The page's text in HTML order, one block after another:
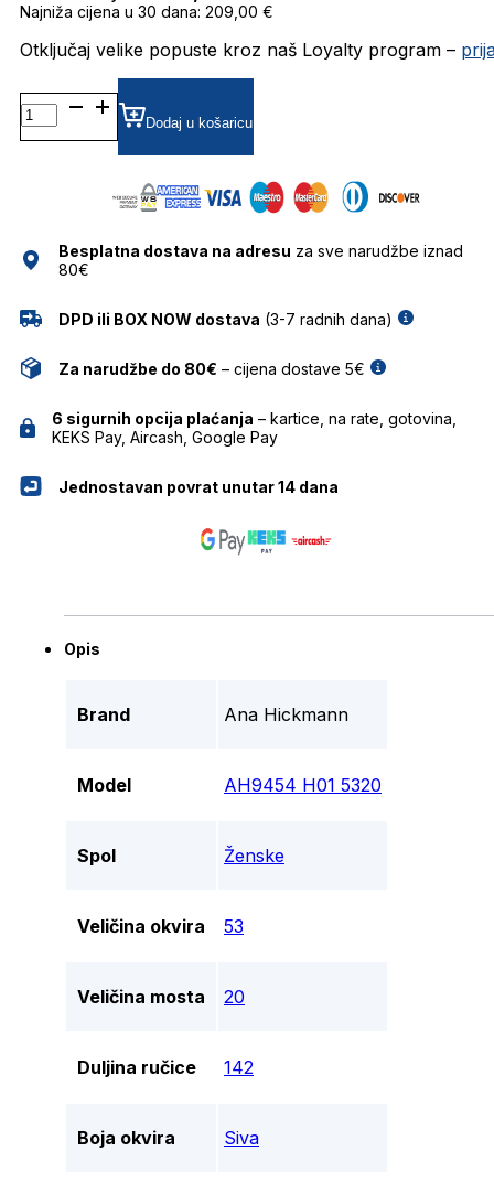
Najniža cijena u 30 dana: 209,00 €
Otključaj velike popuste kroz naš Loyalty program –
AH9454
H01
5320
količina
Dodaj u košaricu
Besplatna dostava na adresu za sve narudžbe iznad
80€
DPD ili BOX NOW dostava (3-7 radnih dana)
Za narudžbe do 80€ – cijena dostave 5€
6 sigurnih opcija plaćanja – kartice, na rate, gotovina,
KEKS Pay, Aircash, Google Pay
Jednostavan povrat unutar 14 dana
Opis
Brand Ana Hickmann
Model AH9454 H01 5320
Spol Ženske
Veličina okvira 53
Veličina mosta 20
Duljina ručice 142
Boja okvira Siva